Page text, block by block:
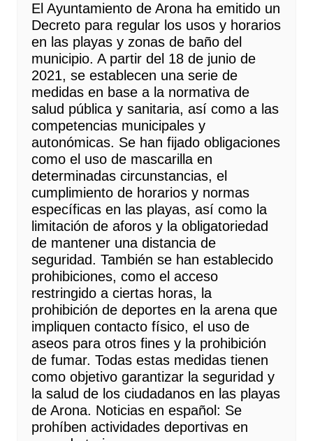
El Ayuntamiento de Arona ha emitido un
Decreto para regular los usos y horarios
en las playas y zonas de baño del
municipio. A partir del 18 de junio de
2021, se establecen una serie de
medidas en base a la normativa de
salud pública y sanitaria, así como a las
competencias municipales y
autonómicas. Se han fijado obligaciones
como el uso de mascarilla en
determinadas circunstancias, el
cumplimiento de horarios y normas
específicas en las playas, así como la
limitación de aforos y la obligatoriedad
de mantener una distancia de
seguridad. También se han establecido
prohibiciones, como el acceso
restringido a ciertas horas, la
prohibición de deportes en la arena que
impliquen contacto físico, el uso de
aseos para otros fines y la prohibición
de fumar. Todas estas medidas tienen
como objetivo garantizar la seguridad y
la salud de los ciudadanos en las playas
de Arona. Noticias en español: Se
prohíben actividades deportivas en